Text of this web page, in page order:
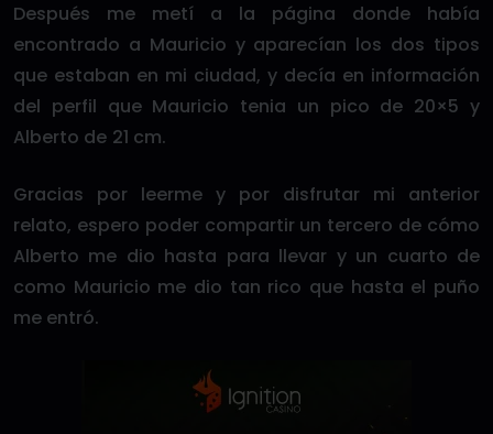
Después me metí a la página donde había
encontrado a Mauricio y aparecían los dos tipos
que estaban en mi ciudad, y decía en información
del perfil que Mauricio tenia un pico de 20×5 y
Alberto de 21 cm.
Gracias por leerme y por disfrutar mi anterior
relato, espero poder compartir un tercero de cómo
Alberto me dio hasta para llevar y un cuarto de
como Mauricio me dio tan rico que hasta el puño
me entró.